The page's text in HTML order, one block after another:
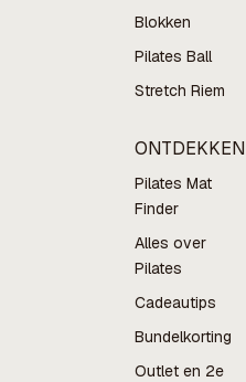
Blokken
Pilates Ball
Stretch Riem
ONTDEKKEN
Pilates Mat
Finder
Alles over
Pilates
Cadeautips
Bundelkorting
Outlet en 2e